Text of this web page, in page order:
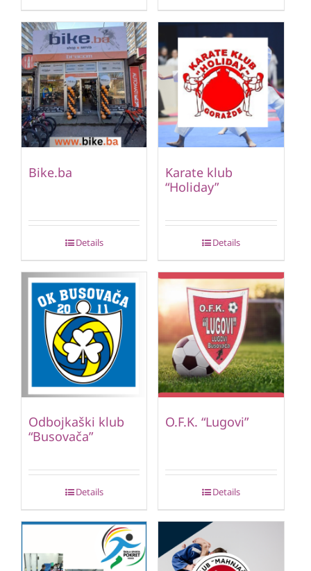
Bike.ba
Details
Karate klub
“Holiday”
Details
Odbojkaški klub
“Busovača”
Details
O.F.K. “Lugovi”
Details